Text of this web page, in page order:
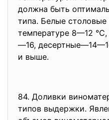
должна быть
типа. Белые
температуре 8—12
—16,
и выше.
84. Доливки
типов выдержки.